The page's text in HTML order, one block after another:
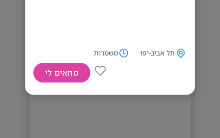
תל אביב-יפו משמרות
מתאים לידרושים/ות מלצרים/ות ומארחים/ות